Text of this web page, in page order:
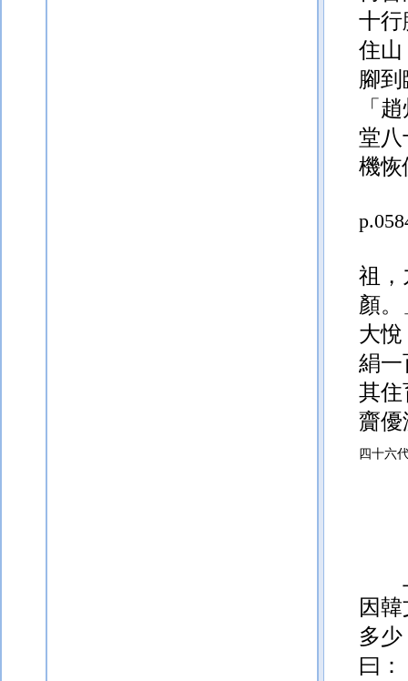
十行
住山
腳
「
堂八
機恢
祖，
顏
大悅
絹一
其住
齎優
四十六
因
多少
曰